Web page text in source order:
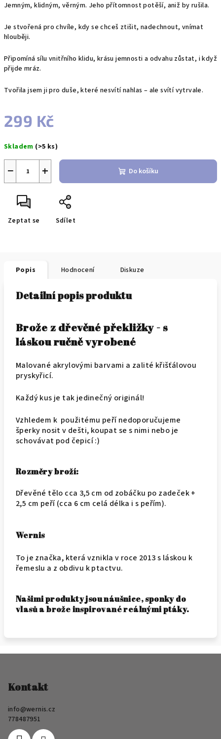
Jemným, klidným, věrným. Jeho přítomnost potěší, aniž by rušila.
Je stvořená pro chvíle, kdy se chceš ztišit, nadechnout, vnímat
hlouběji.
Připomíná sílu vnitřního klidu, krásu jemnosti a odvahu zůstat, i když
přijde mráz.
Tvořila jsem ji pro duše, které nesvítí nahlas – ale svítí vytrvale.
299 Kč
cena:
Skladem (>5 ks)
+
− Do košíku
Zeptat se Sdílet
Popis Hodnocení Diskuze
Detailní popis produktu
Brože z dřevěné překližky - s
láskou ručně vyrobené
Malované akrylovými barvami a zalité křišťálovou
pryskyřicí.
Každý kus je tak jedinečný originál!
Vzhledem k použitému peří nedoporučujeme
šperky nosit v dešti, koupat se s nimi nebo je
schovávat pod čepicí :)
Rozměry broží:
Dřevěné tělo cca 3,5 cm od zobáčku po zadeček +
2,5 cm peří (cca 6 cm celá délka i s peřím).
Wernis
To je značka, která vznikla v roce 2013 s láskou k
řemeslu a z obdivu k ptactvu.
Našimi produkty jsou náušnice, sponky do
vlasů a brože inspirované reálnými ptáky.
Kontakt
info@wernis.cz
778487951